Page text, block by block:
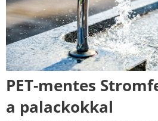
PET-mentes
a palackokkal